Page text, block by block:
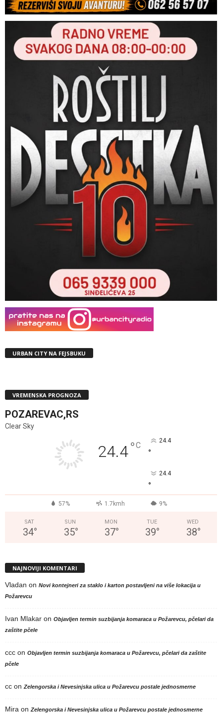
URBAN CITY NA FEJSBUKU
VREMENSKA PROGNOZA
POZAREVAC,RS
Clear Sky
24.4°C 24.4
°
24.4
°
57% 1.7kmh 9%
SAT
34°
SUN
35°
MON
37°
TUE
39°
WED
38°
NAJNOVIJI KOMENTARI
Vladan on Novi kontejneri za staklo i karton postavljeni na više lokacija u
Požarevcu
Ivan Mlakar on Objavljen termin suzbijanja komaraca u Požarevcu, pčelari da
zaštite pčele
ccc on Objavljen termin suzbijanja komaraca u Požarevcu, pčelari da zaštite
pčele
cc on Zelengorska i Nevesinjska ulica u Požarevcu postale jednosmerne
Mira on Zelengorska i Nevesinjska ulica u Požarevcu postale jednosmerne